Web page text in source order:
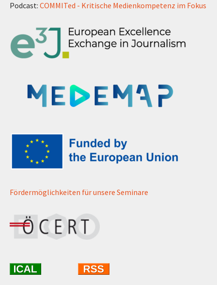
Podcast: COMMITed - Kritische Medienkompetenz im Fokus
Fördermöglichkeiten für unsere Seminare